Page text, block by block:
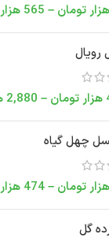
هزار تومان –
565
رویال
هزار تومان –
2,880
چهل گیاه
هزار تومان –
474
گل